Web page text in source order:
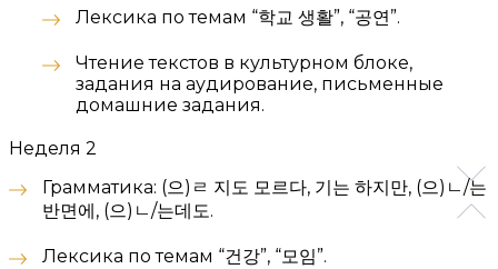
Лексика по темам “학교 생활”, “공연”.
Чтение текстов в культурном блоке,
задания на аудирование, письменные
домашние задания.
Неделя 2
Грамматика: (으)ㄹ 지도 모르다, 기는 하지만, (으)ㄴ/는
반면에, (으)ㄴ/는데도.
Лексика по темам “건강”, “모임”.